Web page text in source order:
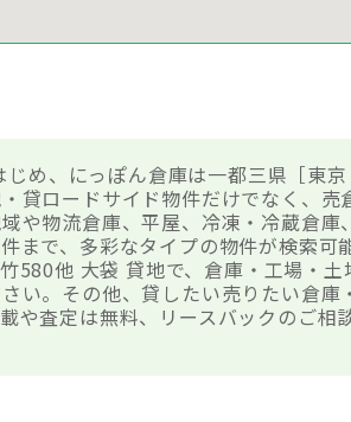
め、にっぽん倉庫は一都三県［東
貸ロードサイド物件だけでなく、
や物流倉庫、平屋、冷凍・冷蔵倉
まで、多彩なタイプの物件が検索可
580他 大袋 貸地で、倉庫・工場・
い。その他、貸したい売りたい倉
や査定は無料、リースバックのご相